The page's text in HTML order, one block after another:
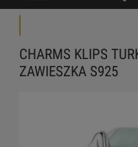
CHARMS KLIPS
ZAWIESZKA S925